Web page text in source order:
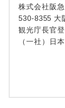
株式会社阪
530-8355 大
観光庁長官
（一社）日